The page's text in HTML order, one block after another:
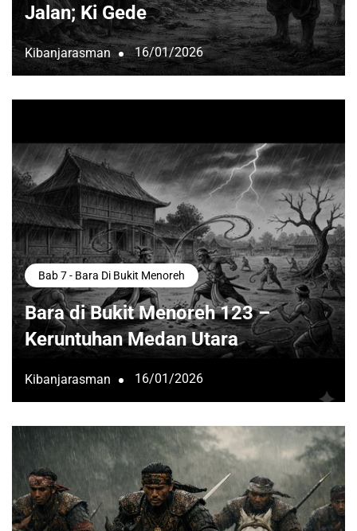
Jalan; Ki Gede
Kibanjarasman 16/01/2026
Bab 7 - Bara Di Bukit Menoreh
Bara di Bukit Menoreh 123 –
Keruntuhan Medan Utara
Kibanjarasman 16/01/2026